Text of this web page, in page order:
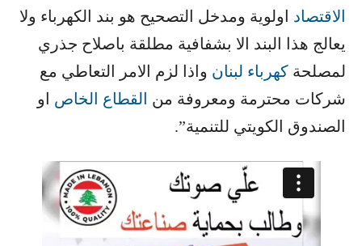
الاقتصاد ​ اولوية ومدخل التصحيح هو بند الكهرباء ولا
يعالج هذا البند الا بشفافية مطلقة باصلاح جذري
لمصلحة ​ كهرباء لبنان ​ واذا لزم الامر التعاطي مع
شركات محترمة ومعروفة من ​ القطاع الخاص ​ او
الصندوق الكويتي للتنمية”.